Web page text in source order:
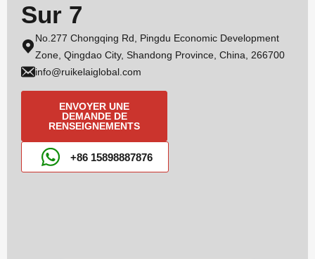
Sur 7
No.277 Chongqing Rd, Pingdu Economic Development
Zone, Qingdao City, Shandong Province, China, 266700
info@ruikelaiglobal.com
ENVOYER UNE
DEMANDE DE
RENSEIGNEMENTS
+86 15898887876